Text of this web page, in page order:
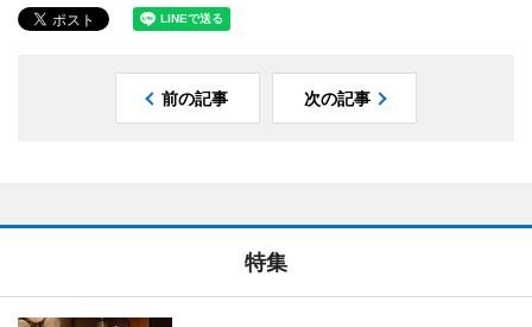
前の記事 次の記事
特集